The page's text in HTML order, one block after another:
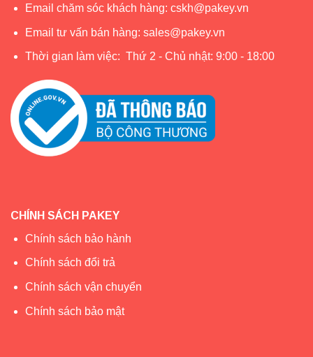
Email chăm sóc khách hàng: cskh@pakey.vn
Email tư vấn bán hàng: sales@pakey.vn
Thời gian làm việc: Thứ 2 - Chủ nhật: 9:00 - 18:00
CHÍNH SÁCH PAKEY
Chính sách bảo hành
Chính sách đổi trả
Chính sách vận chuyển
Chính sách bảo mật